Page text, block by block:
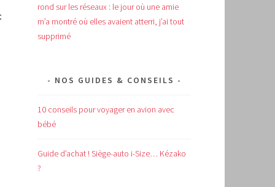
rond sur les réseaux : le jour où une amie
m’a montré où elles avaient atterri, j’ai tout
supprimé
NOS GUIDES & CONSEILS
10 conseils pour voyager en avion avec
bébé
Guide d’achat ! Siège-auto i-Size… Kézako
?